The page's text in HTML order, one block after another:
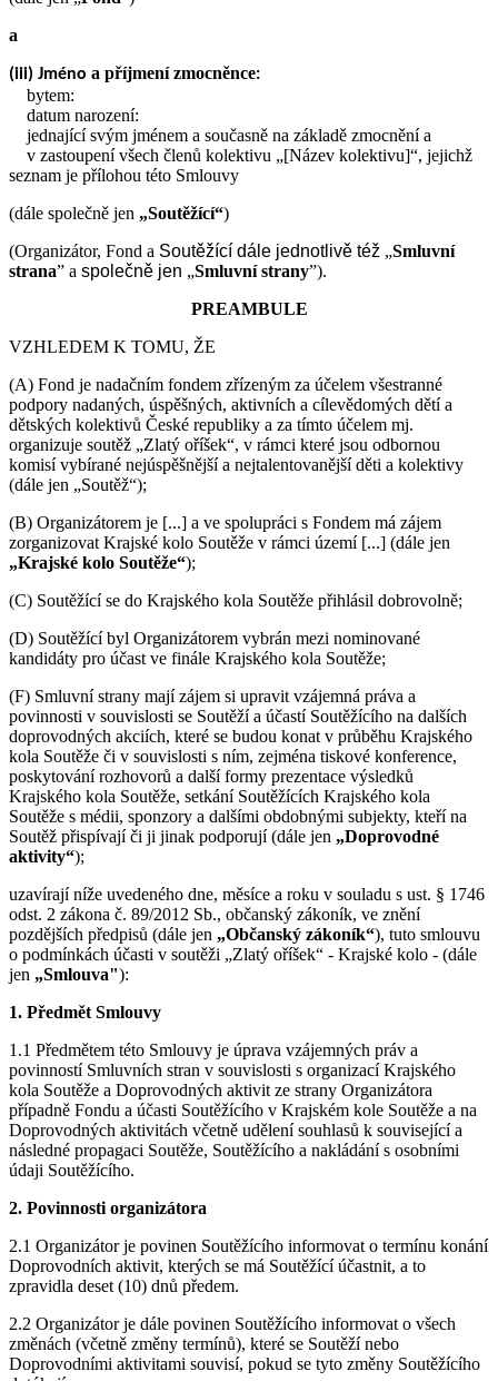
a
(iii) Jméno a příjmení zmocněnce:
bytem:
datum narození:
jednající svým jménem a současně na základě zmocnění a
v zastoupení všech členů kolektivu „[Název kolektivu]“, jejichž
seznam je přílohou této Smlouvy
(dále společně jen „Soutěžící“)
(Organizátor, Fond a Soutěžící dále jednotlivě též „Smluvní
strana” a společně jen „Smluvní strany”).
PREAMBULE
VZHLEDEM K TOMU, ŽE
(A) Fond je nadačním fondem zřízeným za účelem všestranné
podpory nadaných, úspěšných, aktivních a cílevědomých dětí a
dětských kolektivů České republiky a za tímto účelem mj.
organizuje soutěž „Zlatý oříšek“, v rámci které jsou odbornou
komisí vybírané nejúspěšnější a nejtalentovanější děti a kolektivy
(dále jen „Soutěž“);
(B) Organizátorem je [...] a ve spolupráci s Fondem má zájem
zorganizovat Krajské kolo Soutěže v rámci území [...] (dále jen
„Krajské kolo Soutěže“);
(C) Soutěžící se do Krajského kola Soutěže přihlásil dobrovolně;
(D) Soutěžící byl Organizátorem vybrán mezi nominované
kandidáty pro účast ve finále Krajského kola Soutěže;
(F) Smluvní strany mají zájem si upravit vzájemná práva a
povinnosti v souvislosti se Soutěží a účastí Soutěžícího na dalších
doprovodných akciích, které se budou konat v průběhu Krajského
kola Soutěže či v souvislosti s ním, zejména tiskové konference,
poskytování rozhovorů a další formy prezentace výsledků
Krajského kola Soutěže, setkání Soutěžících Krajského kola
Soutěže s médii, sponzory a dalšími obdobnými subjekty, kteří na
Soutěž přispívají či ji jinak podporují (dále jen „Doprovodné
aktivity“);
uzavírají níže uvedeného dne, měsíce a roku v souladu s ust. § 1746
odst. 2 zákona č. 89/2012 Sb., občanský zákoník, ve znění
pozdějších předpisů (dále jen „Občanský zákoník“), tuto smlouvu
o podmínkách účasti v soutěži „Zlatý oříšek“ - Krajské kolo - (dále
jen „Smlouva"):
1. Předmět Smlouvy
1.1 Předmětem této Smlouvy je úprava vzájemných práv a
povinností Smluvních stran v souvislosti s organizací Krajského
kola Soutěže a Doprovodných aktivit ze strany Organizátora
případně Fondu a účasti Soutěžícího v Krajském kole Soutěže a na
Doprovodných aktivitách včetně udělení souhlasů k související a
následné propagaci Soutěže, Soutěžícího a nakládání s osobními
údaji Soutěžícího.
2. Povinnosti organizátora
2.1 Organizátor je povinen Soutěžícího informovat o termínu konání
Doprovodních aktivit, kterých se má Soutěžící účastnit, a to
zpravidla deset (10) dnů předem.
2.2 Organizátor je dále povinen Soutěžícího informovat o všech
změnách (včetně změny termínů), které se Soutěží nebo
Doprovodními aktivitami souvisí, pokud se tyto změny Soutěžícího